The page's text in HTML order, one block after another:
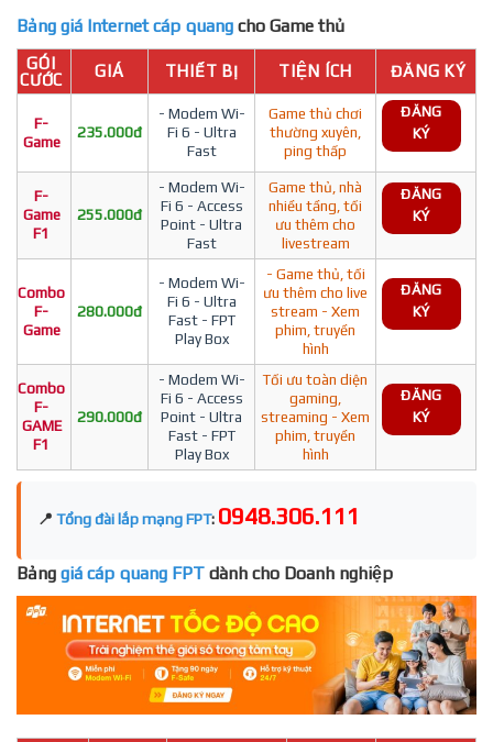
Bảng giá Internet cáp quang cho Game thủ
GÓI
CƯỚC
GIÁ THIẾT BỊ TIỆN ÍCH ĐĂNG KÝ
F-
Game
235.000đ
- Modem Wi-
Fi 6 - Ultra
Fast
Game thủ chơi
thường xuyên,
ping thấp
ĐĂNG
KÝ
F-
Game
F1
255.000đ
- Modem Wi-
Fi 6 - Access
Point - Ultra
Fast
Game thủ, nhà
nhiều tầng, tối
ưu thêm cho
livestream
ĐĂNG
KÝ
Combo
F-
Game
280.000đ
- Modem Wi-
Fi 6 - Ultra
Fast - FPT
Play Box
- Game thủ, tối
ưu thêm cho live
stream - Xem
phim, truyền
hình
ĐĂNG
KÝ
Combo
F-
GAME
F1
290.000đ
- Modem Wi-
Fi 6 - Access
Point - Ultra
Fast - FPT
Play Box
Tối ưu toàn diện
gaming,
streaming - Xem
phim, truyền
hình
ĐĂNG
KÝ
📍 Tổng đài lắp mạng FPT: 0948.306.111
Bảng giá cáp quang FPT dành cho Doanh nghiệp